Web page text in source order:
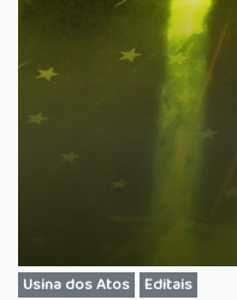
Usina dos Atos Editais